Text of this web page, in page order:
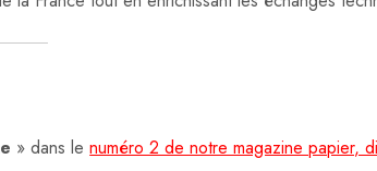
» dans lenuméro 2 de notre magazine papier,